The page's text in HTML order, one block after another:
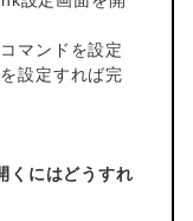
マンドを設定
設定すれば完
にはどうすれ